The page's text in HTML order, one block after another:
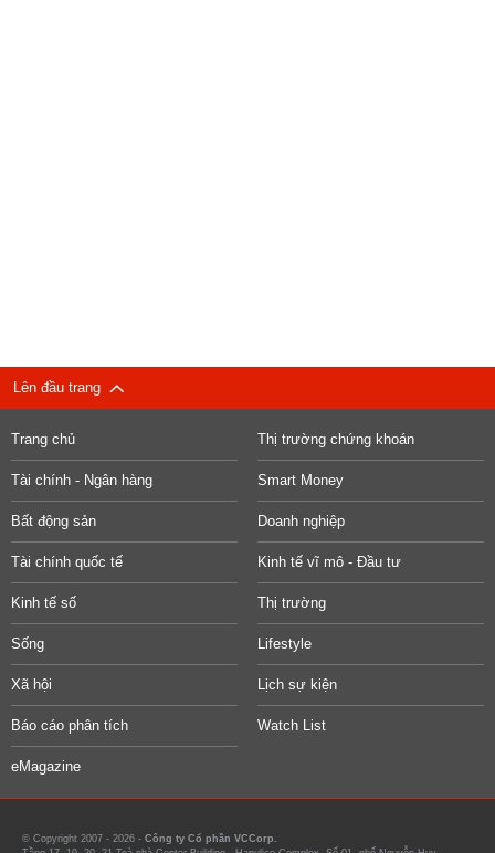
Lên đầu trang
Trang chủ Thị trường chứng khoán
Tài chính - Ngân hàng Smart Money
Bất động sản Doanh nghiệp
Tài chính quốc tế Kinh tế vĩ mô - Đầu tư
Kinh tế số Thị trường
Sống Lifestyle
Xã hội Lịch sự kiện
Báo cáo phân tích Watch List
eMagazine
© Copyright 2007 - 2026 - Công ty Cổ phần VCCorp.